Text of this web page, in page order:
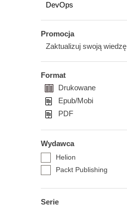
DevOps
Promocja
Zaktualizuj swoją wiedzę
Format
Drukowane
Epub/Mobi
PDF
Wydawca
Helion
Packt Publishing
Serie